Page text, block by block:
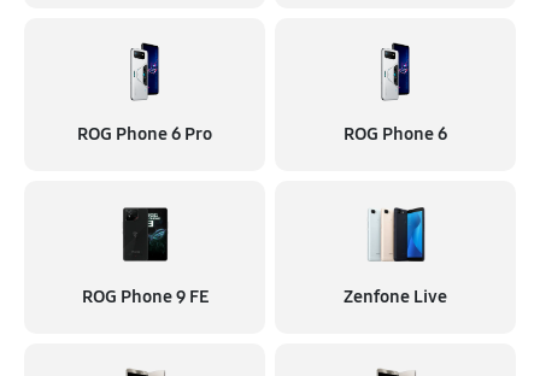
ROG Phone 6 Pro ROG Phone 6
ROG Phone 9 FE Zenfone Live